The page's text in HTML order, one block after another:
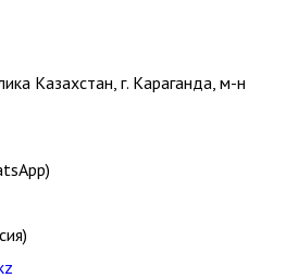
Казахстан, г. Караганда, м-н